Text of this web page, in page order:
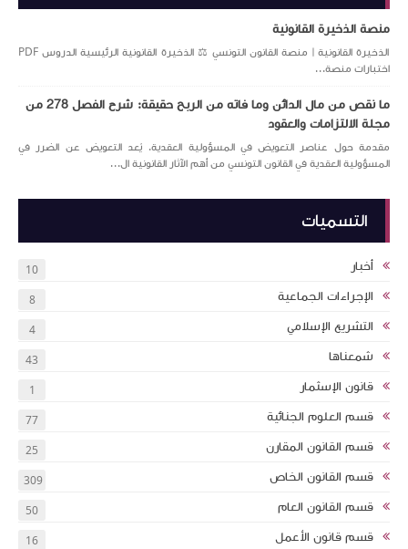
منصة الذخيرة القانونية
الذخيرة القانونية | منصة القانون التونسي ⚖️ الذخيرة القانونية الرئيسية الدروس PDF
اختبارات منصة...
ما نقص من مال الدائن وما فاته من الربح حقيقة: شرح الفصل 278 من
مجلة الالتزامات والعقود
مقدمة حول عناصر التعويض في المسؤولية العقدية. يُعد التعويض عن الضرر في
المسؤولية العقدية في القانون التونسي من أهم الآثار القانونية ال...
التسميات
أخبار 10
الإجراءات الجماعية 8
التشريع الإسلامي 4
شمعناها 43
قانون الإسثمار 1
قسم العلوم الجنائية 77
قسم القانون المقارن 25
قسم القانون الخاص 309
قسم القانون العام 50
قسم قانون الأعمل 16